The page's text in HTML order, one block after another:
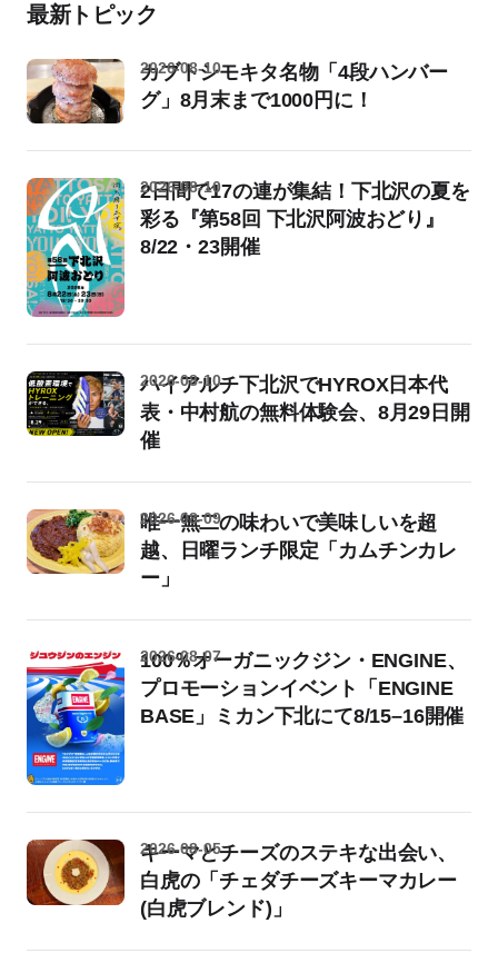
最新トピック
カブトシモキタ名物「4段ハンバー
グ」8月末まで1000円に！
2026-08-10
2日間で17の連が集結！下北沢の夏を
彩る『第58回 下北沢阿波おどり』
8/22・23開催
2026-08-10
ハイアルチ下北沢でHYROX日本代
表・中村航の無料体験会、8月29日開
催
2026-08-10
唯一無二の味わいで美味しいを超
越、日曜ランチ限定「カムチンカレ
ー」
2026-08-09
100％オーガニックジン・ENGINE、
プロモーションイベント「ENGINE
BASE」ミカン下北にて8/15–16開催
2026-08-07
キーマとチーズのステキな出会い、
白虎の「チェダチーズキーマカレー
(白虎ブレンド)」
2026-08-05